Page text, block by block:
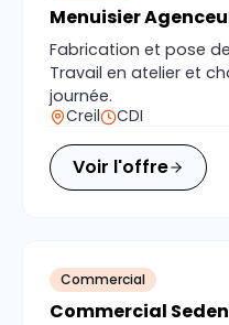
Menuisier
Fabrication et pose
Travail en atelier et
journée.
Creil CDI
Voir l'offre
Commercial
Commercial